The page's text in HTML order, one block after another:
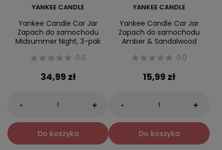
YANKEE CANDLE
Yankee Candle Car Jar
Zapach do samochodu
Midsummer Night, 3-pak
0.0
34,99 zł
- +
Do koszyka
YANKEE CANDLE
Yankee Candle Car Jar
Zapach do samochodu
Amber & Sandalwood
0.0
15,99 zł
- +
Do koszyka